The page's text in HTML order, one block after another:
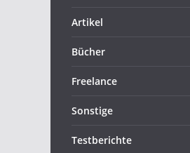
Artikel
Bücher
Freelance
Sonstige
Testberichte